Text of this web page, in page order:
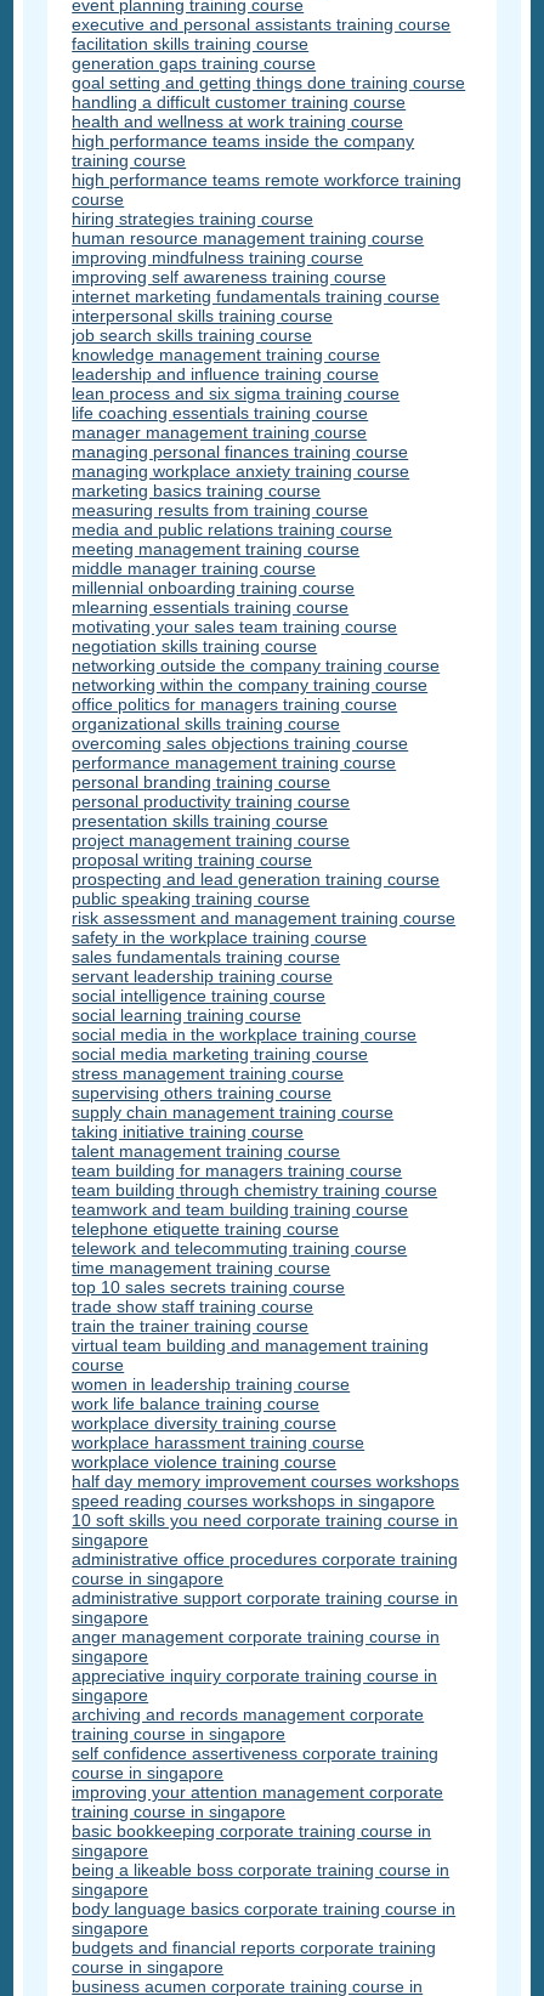
event planning training course
executive and personal assistants training course
facilitation skills training course
generation gaps training course
goal setting and getting things done training course
handling a difficult customer training course
health and wellness at work training course
high performance teams inside the company
training course
high performance teams remote workforce training
course
hiring strategies training course
human resource management training course
improving mindfulness training course
improving self awareness training course
internet marketing fundamentals training course
interpersonal skills training course
job search skills training course
knowledge management training course
leadership and influence training course
lean process and six sigma training course
life coaching essentials training course
manager management training course
managing personal finances training course
managing workplace anxiety training course
marketing basics training course
measuring results from training course
media and public relations training course
meeting management training course
middle manager training course
millennial onboarding training course
mlearning essentials training course
motivating your sales team training course
negotiation skills training course
networking outside the company training course
networking within the company training course
office politics for managers training course
organizational skills training course
overcoming sales objections training course
performance management training course
personal branding training course
personal productivity training course
presentation skills training course
project management training course
proposal writing training course
prospecting and lead generation training course
public speaking training course
risk assessment and management training course
safety in the workplace training course
sales fundamentals training course
servant leadership training course
social intelligence training course
social learning training course
social media in the workplace training course
social media marketing training course
stress management training course
supervising others training course
supply chain management training course
taking initiative training course
talent management training course
team building for managers training course
team building through chemistry training course
teamwork and team building training course
telephone etiquette training course
telework and telecommuting training course
time management training course
top 10 sales secrets training course
trade show staff training course
train the trainer training course
virtual team building and management training
course
women in leadership training course
work life balance training course
workplace diversity training course
workplace harassment training course
workplace violence training course
half day memory improvement courses workshops
speed reading courses workshops in singapore
10 soft skills you need corporate training course in
singapore
administrative office procedures corporate training
course in singapore
administrative support corporate training course in
singapore
anger management corporate training course in
singapore
appreciative inquiry corporate training course in
singapore
archiving and records management corporate
training course in singapore
self confidence assertiveness corporate training
course in singapore
improving your attention management corporate
training course in singapore
basic bookkeeping corporate training course in
singapore
being a likeable boss corporate training course in
singapore
body language basics corporate training course in
singapore
budgets and financial reports corporate training
course in singapore
business acumen corporate training course in